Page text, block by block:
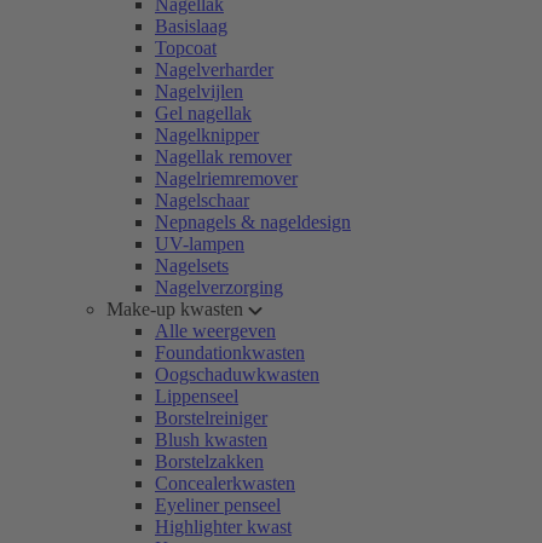
Nagellak
Basislaag
Topcoat
Nagelverharder
Nagelvijlen
Gel nagellak
Nagelknipper
Nagellak remover
Nagelriemremover
Nagelschaar
Nepnagels & nageldesign
UV-lampen
Nagelsets
Nagelverzorging
Make-up kwasten
Alle weergeven
Foundationkwasten
Oogschaduwkwasten
Lippenseel
Borstelreiniger
Blush kwasten
Borstelzakken
Concealerkwasten
Eyeliner penseel
Highlighter kwast